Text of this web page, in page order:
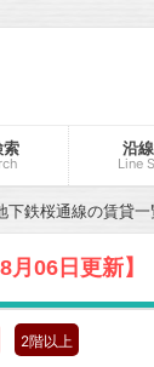
索 沿
Line
下鉄桜通線の賃貸一
月06日更新】
2階以上